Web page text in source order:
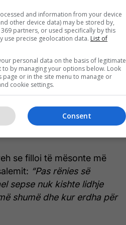
nga bota, ku Izraeli
pas Jerusalemit. Jetonim
se duhej të
‘ata’ do të vinin për ne.
imperialistët sovjetikë dhe
Partisë Komuniste, që flisnin
Kanali tjetër
besimtare. Bibla ishte
se filloi të mësonte më
“Pas rënies së
sepse nuk kishte lidhje
shumë dhe kur erdha për
and information from your device
other device data) may be stored by,
partners, or used specifically by this
use precise geolocation data. List of
personal data on the basis of legitimate
to by managing your options below. Look
or in the site menu to manage or
cookie settings.
Consent